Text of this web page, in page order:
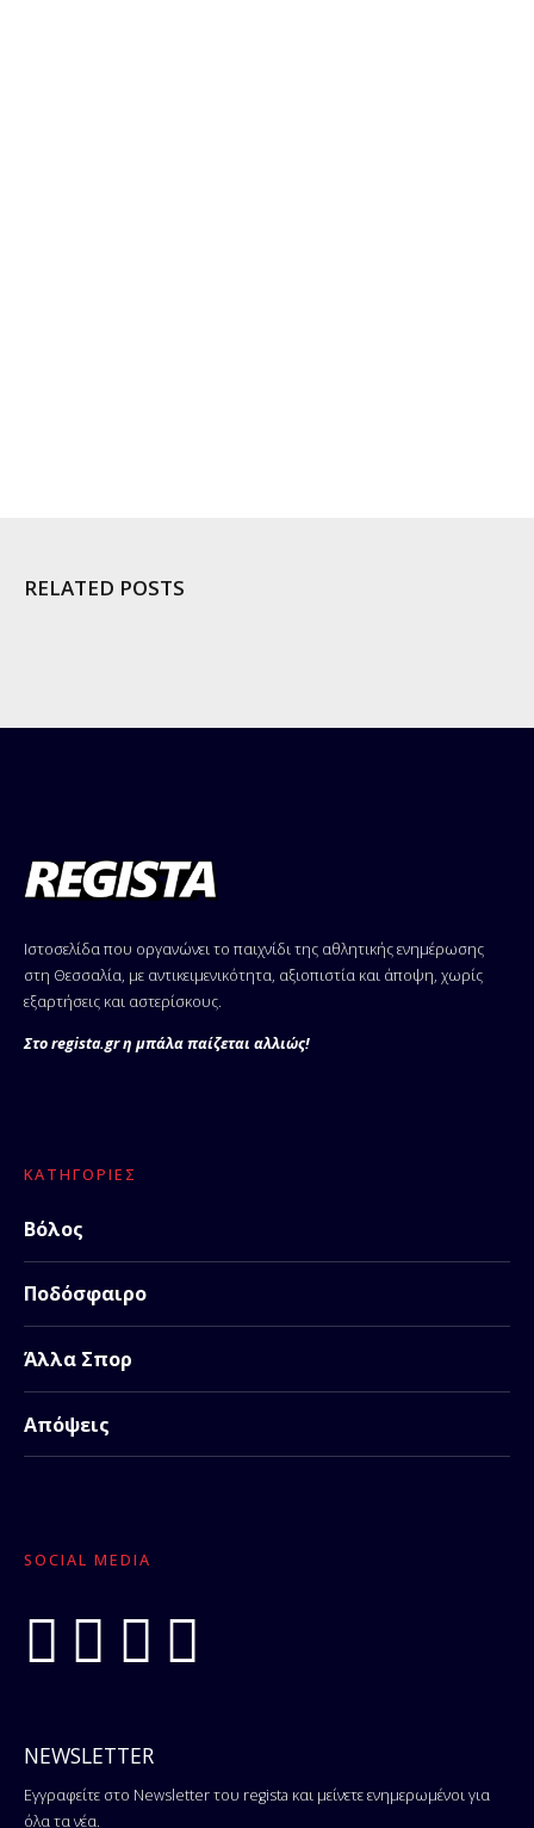
RELATED POSTS
Ιστοσελίδα που οργανώνει το παιχνίδι της αθλητικής ενημέρωσης
στη Θεσσαλία, με αντικειμενικότητα, αξιοπιστία και άποψη, χωρίς
εξαρτήσεις και αστερίσκους.
Στο regista.gr η μπάλα παίζεται αλλιώς!
ΚΑΤΗΓΟΡΊΕΣ
Βόλος
Ποδόσφαιρο
Άλλα Σπορ
Απόψεις
SOCIAL MEDIA
NEWSLETTER
Εγγραφείτε στο Newsletter του regista και μείνετε ενημερωμένοι για
όλα τα νέα.